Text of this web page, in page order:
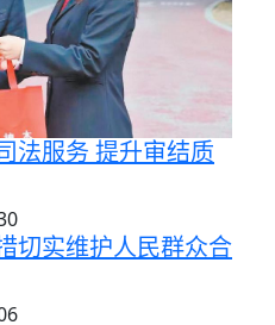
法服务 提升审结质
切实维护人民群众合